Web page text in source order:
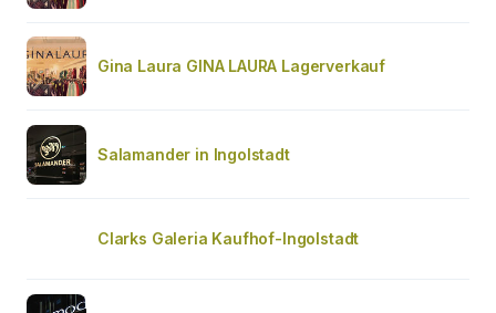
Gina Laura GINA LAURA Lagerverkauf
Salamander in Ingolstadt
Clarks Galeria Kaufhof-Ingolstadt